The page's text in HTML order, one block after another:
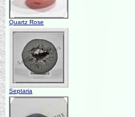
Quartz Rose
Septaria